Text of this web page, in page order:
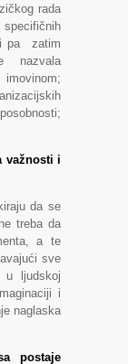
rada
specifičnih
pa zatim
nazvala
važnosti i
da se
treba da
a te
sve
u ljudskoj
i
naglaska
postaje